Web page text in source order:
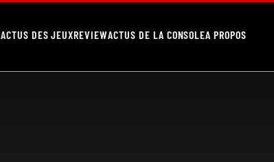
ACTUS DES JEUXREVIEWACTUS DE LA CONSOLEA PROPOS